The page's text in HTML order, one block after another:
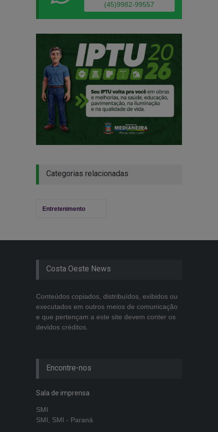
(45)9982-99557
Categorias relacionadas
Entretenimento
Costa Oeste News
Conteúdos copiados, distribuídos, exibidos ou
executados em outros meios de comunicação
e que pertençam a este site devem conter os
devidos créditos.
Encontre-nos
Sala de imprensa
SMI
SMI, SMI - Paraná